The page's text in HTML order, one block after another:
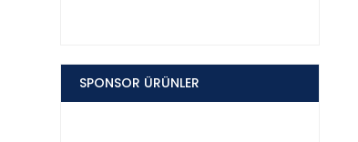
SPONSOR ÜRÜNLER